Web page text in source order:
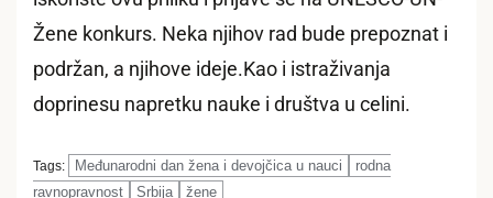
Žene konkurs. Neka njihov rad bude prepoznat i
podržan, a njihove ideje.Kao i istraživanja
doprinesu napretku nauke i društva u celini.
Tags: Međunarodni dan žena i devojčica u nauci
rodna
ravnopravnost
Srbija žene